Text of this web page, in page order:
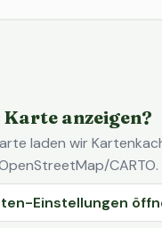
Karte anzeigen?
laden wir
CARTO.
Einstellungen